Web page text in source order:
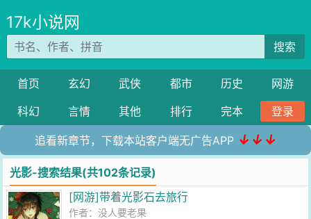
17k小说网
搜索
首页 玄幻 武侠 都市 历史
网游
科幻
言情 其他 排行 完本 登录
追看新章节，下载本站客户端无广告APP ↓↓↓
光影-搜索结果(共102条记录)
[网游]带着光影石去旅行
作者：没人要老果